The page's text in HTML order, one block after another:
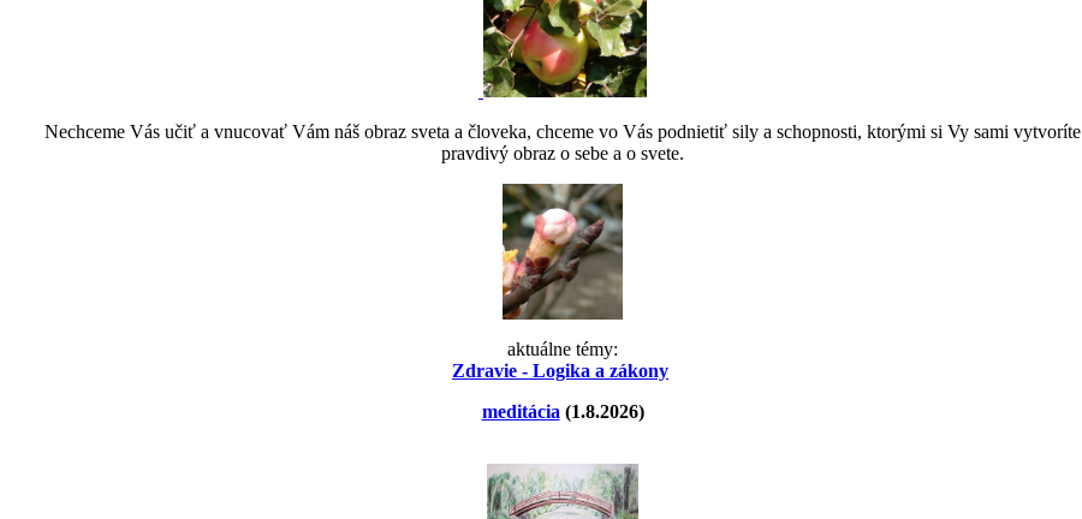
Nechceme Vás učiť a vnucovať Vám náš obraz sveta a človeka, chceme vo Vás podnietiť sily a schopnosti, ktorými si Vy sami vytvoríte
pravdivý obraz o sebe a o svete.
aktuálne témy:
Zdravie - Logika a zákony
meditácia(1.8.2026)